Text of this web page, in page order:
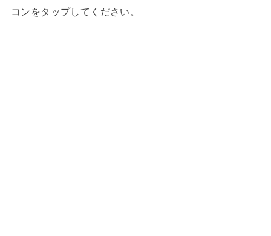
コンをタップしてください。